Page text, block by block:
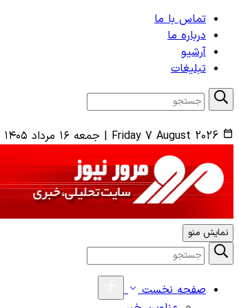
تماس با ما
درباره ما
آرشیو
تبلیغات
Friday 7 August 2026
| جمعه ۱۶ مرداد ۱۴۰۵
نمایش منو
صفحه نخست